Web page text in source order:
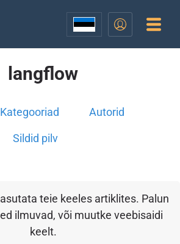
langflow
Kategooriad Autorid
Sildid pilv